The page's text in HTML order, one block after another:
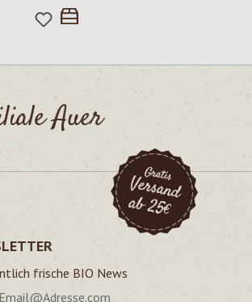
Auer
frische BIO News